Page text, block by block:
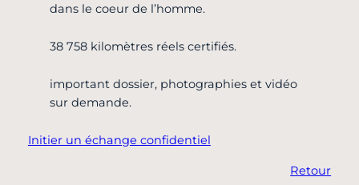
dans le coeur de l’homme.
38 758 kilomètres réels certifiés.
important dossier, photographies et vidéo
sur demande.
Initier un échange confidentiel
Retour